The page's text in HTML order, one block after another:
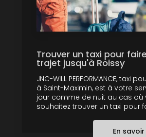
Trouver un taxi pour
trajet jusqu'à Roissy
JNC-WILL PERFORMANCE, taxi
à Saint-Maximin, est à votre
jour comme de nuit au cas où
souhaitez trouver un taxi pour
En